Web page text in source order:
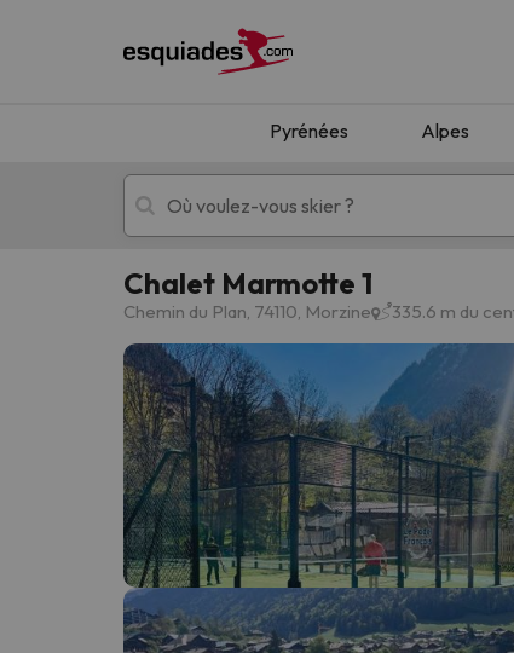
Pyrénées Alpes
Séjours au ski Séjours
Oups, nous n'avons pas trouvé de
Il semble que notre chercheur se soit
Chalet Marmotte 1
Chemin du Plan, 74110, Morzine 335.6 m du